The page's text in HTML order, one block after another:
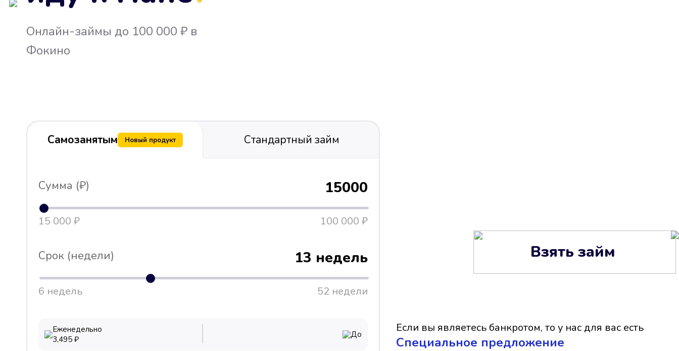
Онлайн-займы до 100 000 ₽ в
Фокино
Самозанятым Новый продукт Стандартный займ
Сумма (₽) 15000
15 000 ₽ 100 000 ₽
Срок (недели) 13 недель
6 недель 52 недели
Еженедельно
3,495 ₽ До
Взять займ
Если вы являетесь банкротом, то у нас для вас есть
Cпециальное предложение